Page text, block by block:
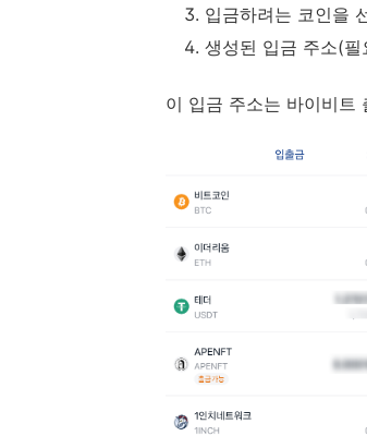
입금하려는 코인을
생성된 입금 주소(
이 입금 주소는 바이비트